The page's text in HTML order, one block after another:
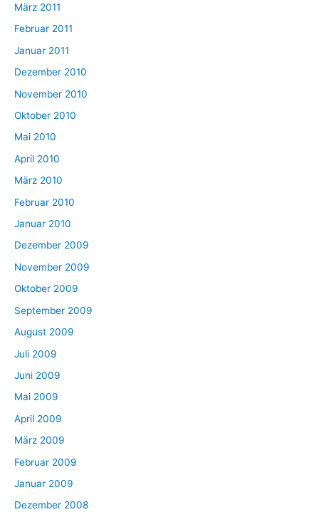
März 2011
Februar 2011
Januar 2011
Dezember 2010
November 2010
Oktober 2010
Mai 2010
April 2010
März 2010
Februar 2010
Januar 2010
Dezember 2009
November 2009
Oktober 2009
September 2009
August 2009
Juli 2009
Juni 2009
Mai 2009
April 2009
März 2009
Februar 2009
Januar 2009
Dezember 2008